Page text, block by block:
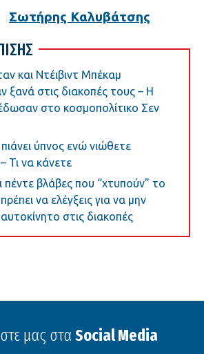
Σωτήρης Καλυβάτσης
και Ντέιβιντ Μπέκαμ
ξανά στις διακοπές τους – Η
στο κοσμοπολίτικο Σεν
πιάνει ύπνος ενώ νιώθετε
Τι να κάνετε
πέντε βλάβες που “χτυπούν” το
να ελέγξεις για να μην
αυτοκίνητο στις διακοπές
μας στα Social Media